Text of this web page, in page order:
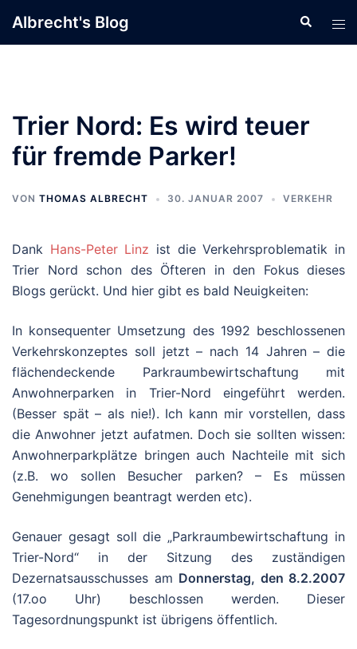
Inhalt
Albrecht's Blog Suche
Trier Nord: Es wird teuer
für fremde Parker!
VON THOMAS ALBRECHT 30. JANUAR 2007 VERKEHR
Dank Hans-Peter Linz ist die Verkehrsproblematik in
Trier Nord schon des Öfteren in den Fokus dieses
Blogs gerückt. Und hier gibt es bald Neuigkeiten:
In konsequenter Umsetzung des 1992 beschlossenen
Verkehrskonzeptes soll jetzt – nach 14 Jahren – die
flächendeckende Parkraumbewirtschaftung mit
Anwohnerparken in Trier-Nord eingeführt werden.
(Besser spät – als nie!). Ich kann mir vorstellen, dass
die Anwohner jetzt aufatmen. Doch sie sollten wissen:
Anwohnerparkplätze bringen auch Nachteile mit sich
(z.B. wo sollen Besucher parken? – Es müssen
Genehmigungen beantragt werden etc).
Genauer gesagt soll die „Parkraumbewirtschaftung in
Trier-Nord“ in der Sitzung des zuständigen
Dezernatsausschusses am Donnerstag, den 8.2.2007
(17.oo Uhr) beschlossen werden. Dieser
Tagesordnungspunkt ist übrigens öffentlich.